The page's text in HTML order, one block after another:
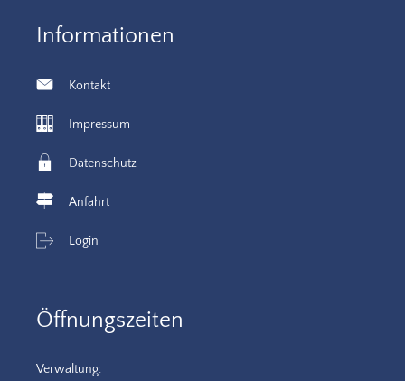
Informationen
Kontakt
Impressum
Datenschutz
Anfahrt
Login
Öffnungszeiten
Verwaltung: